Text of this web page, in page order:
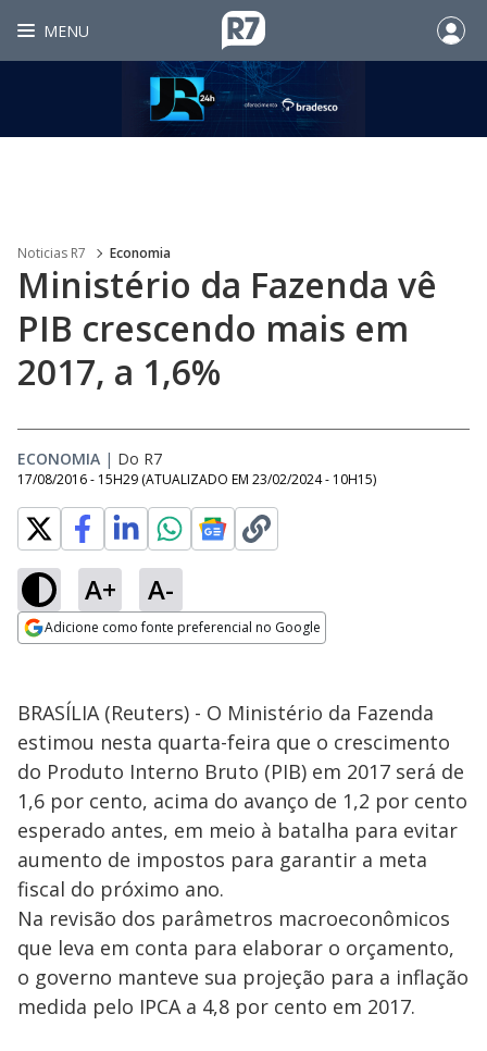
MENU
Noticias R7 Economia
Ministério da Fazenda vê
PIB crescendo mais em
2017, a 1,6%
ECONOMIA | Do R7
17/08/2016 - 15H29 (ATUALIZADO EM 23/02/2024 - 10H15)
A+ A-
Adicione como fonte preferencial no Google
BRASÍLIA (Reuters) - O Ministério da Fazenda
estimou nesta quarta-feira que o crescimento
do Produto Interno Bruto (PIB) em 2017 será de
1,6 por cento, acima do avanço de 1,2 por cento
esperado antes, em meio à batalha para evitar
aumento de impostos para garantir a meta
fiscal do próximo ano.
Na revisão dos parâmetros macroeconômicos
que leva em conta para elaborar o orçamento,
o governo manteve sua projeção para a inflação
medida pelo IPCA a 4,8 por cento em 2017.